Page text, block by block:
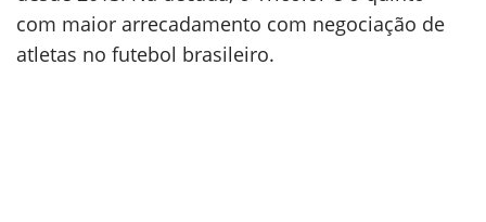
com maior arrecadamento com negociação de
atletas no futebol brasileiro.